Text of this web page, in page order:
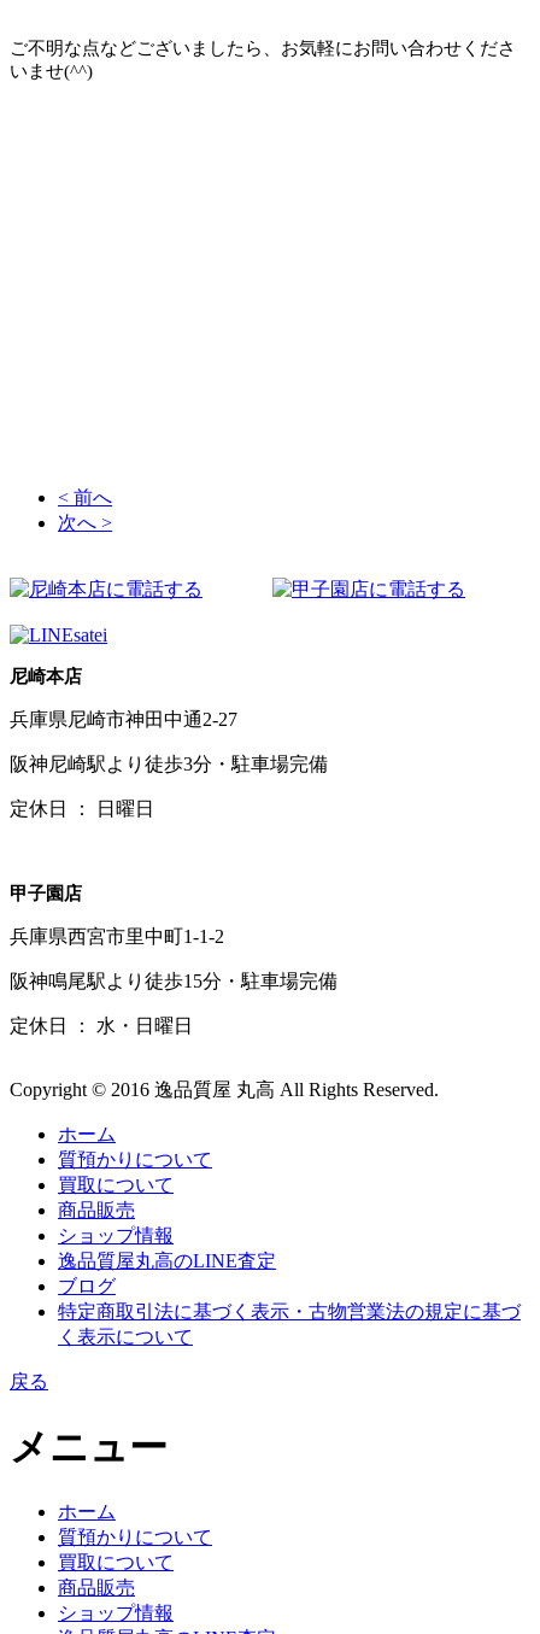
ご不明な点などございましたら、お気軽にお問い合わせくださ
いませ(^^)
< 前へ
次へ >
尼崎本店
兵庫県尼崎市神田中通2-27
阪神尼崎駅より徒歩3分・駐車場完備
定休日 ： 日曜日
甲子園店
兵庫県西宮市里中町1-1-2
阪神鳴尾駅より徒歩15分・駐車場完備
定休日 ： 水・日曜日
Copyright © 2016 逸品質屋 丸高 All Rights Reserved.
ホーム
質預かりについて
買取について
商品販売
ショップ情報
逸品質屋丸高のLINE査定
ブログ
特定商取引法に基づく表示・古物営業法の規定に基づ
く表示について
戻る
メニュー
ホーム
質預かりについて
買取について
商品販売
ショップ情報